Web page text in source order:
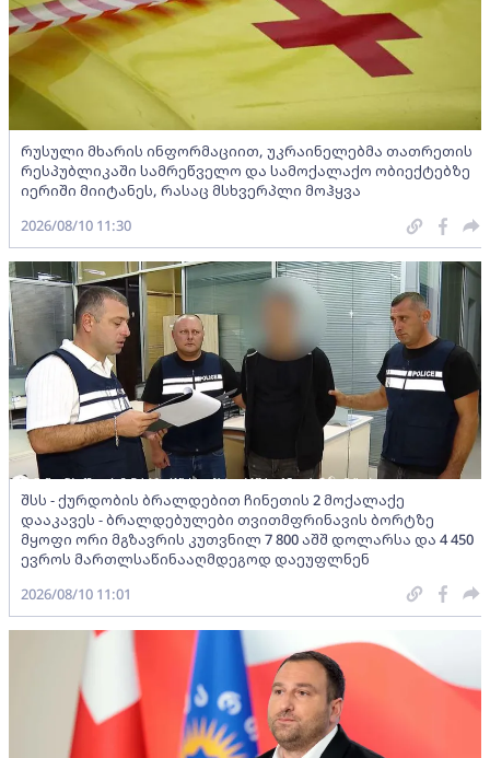
რუსული მხარის ინფორმაციით, უკრაინელებმა თათრეთის
რესპუბლიკაში სამრეწველო და სამოქალაქო ობიექტებზე
იერიში მიიტანეს, რასაც მსხვერპლი მოჰყვა
2026/08/10 11:30
შსს - ქურდობის ბრალდებით ჩინეთის 2 მოქალაქე
დააკავეს - ბრალდებულები თვითმფრინავის ბორტზე
მყოფი ორი მგზავრის კუთვნილ 7 800 აშშ დოლარსა და 4 450
ევროს მართლსაწინააღმდეგოდ დაეუფლნენ
2026/08/10 11:01